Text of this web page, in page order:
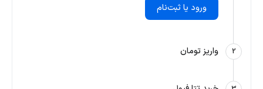
ورود یا ثبت‌نام
2 واریز تومان